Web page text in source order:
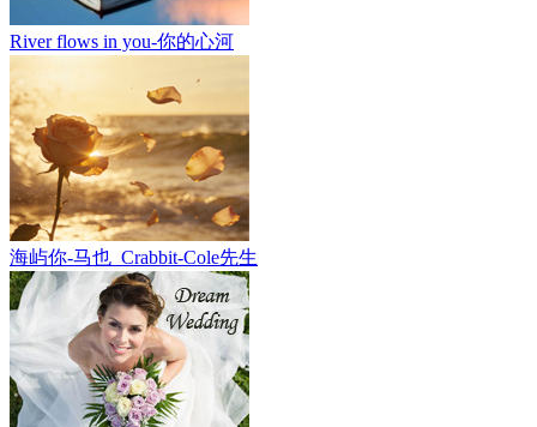
River flows in you-你的心河
海屿你-马也_Crabbit-Cole先生